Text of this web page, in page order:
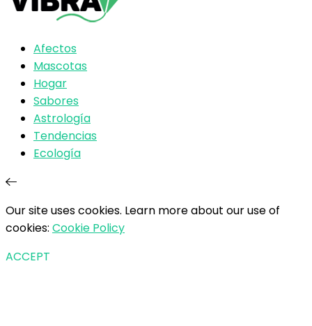
Afectos
Mascotas
Hogar
Sabores
Astrología
Tendencias
Ecología
Our site uses cookies. Learn more about our use of
cookies: Cookie Policy
ACCEPT